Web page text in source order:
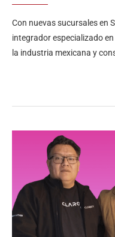
Con nuevas sucursales en
integrador especializado
la industria mexicana y